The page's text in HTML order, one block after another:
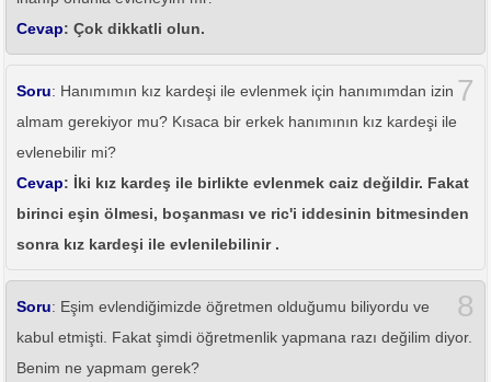
Cevap: Çok dikkatli olun.
7
Soru: Hanımımın kız kardeşi ile evlenmek için hanımımdan izin
almam gerekiyor mu? Kısaca bir erkek hanımının kız kardeşi ile
evlenebilir mi?
Cevap: İki kız kardeş ile birlikte evlenmek caiz değildir. Fakat
birinci eşin ölmesi, boşanması ve ric'i iddesinin bitmesinden
sonra kız kardeşi ile evlenilebilinir .
8
Soru: Eşim evlendiğimizde öğretmen olduğumu biliyordu ve
kabul etmişti. Fakat şimdi öğretmenlik yapmana razı değilim diyor.
Benim ne yapmam gerek?